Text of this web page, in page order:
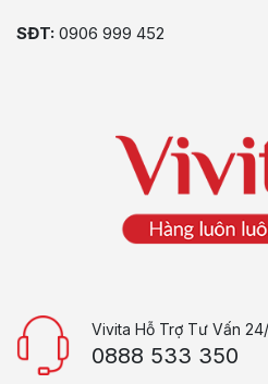
SĐT: 0906 999 452
Vivita Hỗ Trợ Tư Vấn
0888 533 350